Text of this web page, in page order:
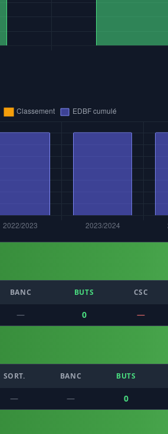
BANC BUTS CSC
— 0 —
SORT. BANC BUTS
— — 0